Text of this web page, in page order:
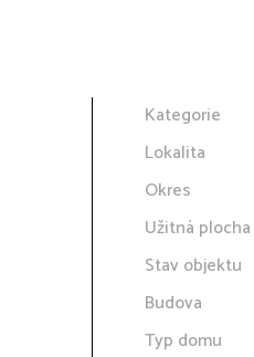
Kategorie
Lokalita
Okres
Užitná plocha
Stav objektu
Budova
Typ domu